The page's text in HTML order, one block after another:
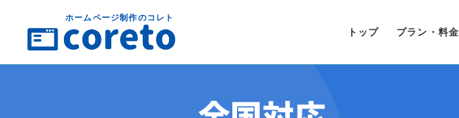
ホームページ制作のコレト
トップ プラン・料金